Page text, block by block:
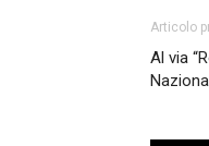
Articolo
Al via